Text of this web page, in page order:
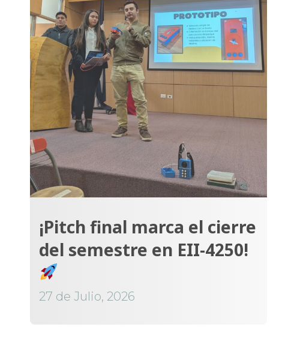
¡Pitch final marca el cierre
del semestre en EII-4250!
27 de Julio, 2026